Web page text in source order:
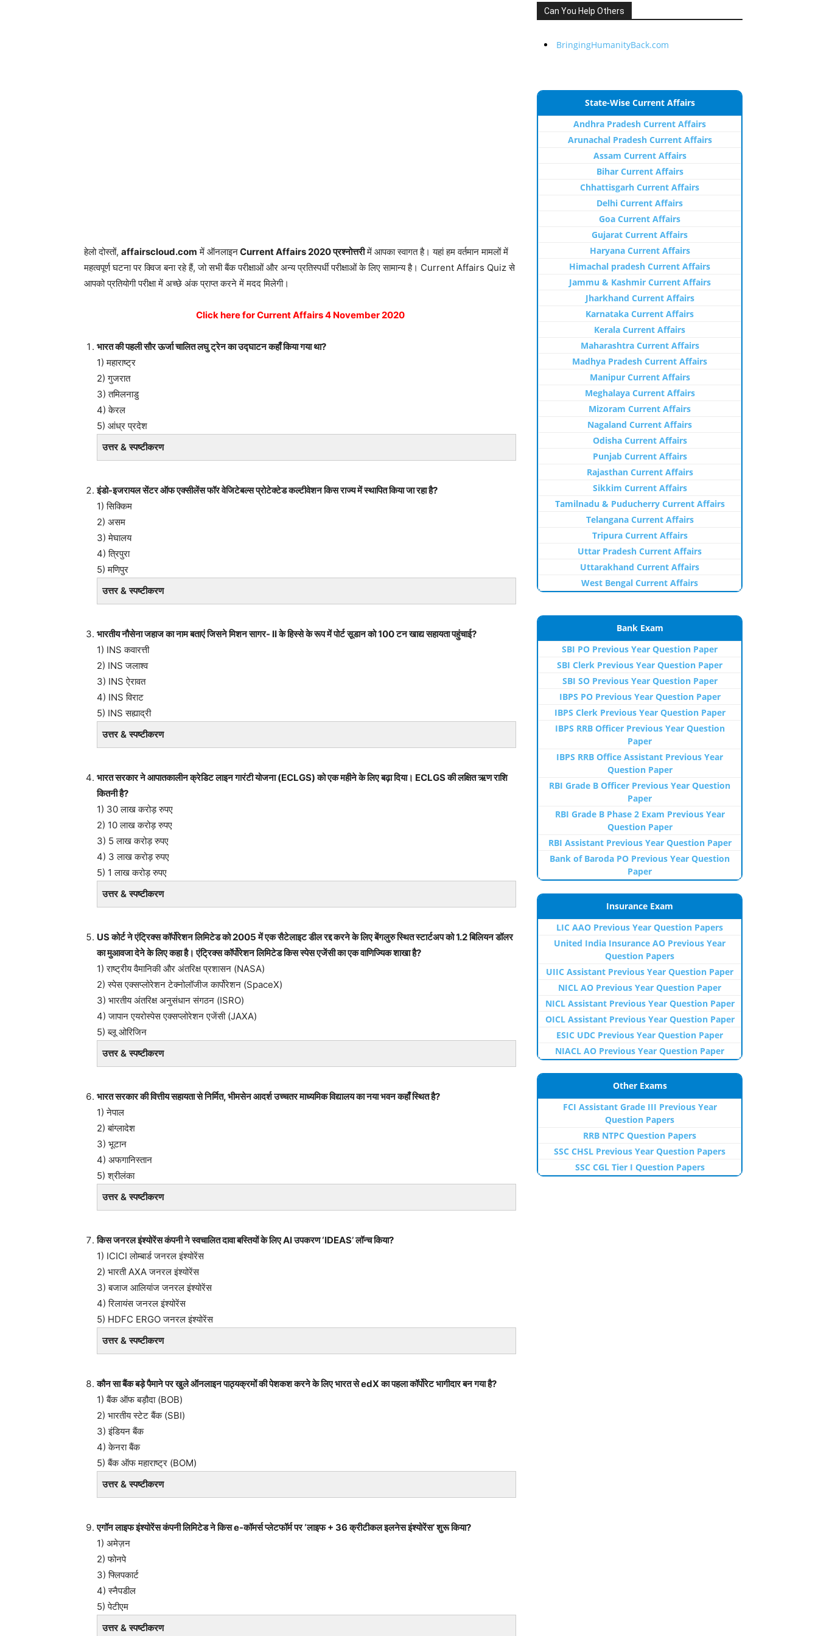
हेलो दोस्तों, affairscloud.com में ऑनलाइनCurrent Affairs 2020 प्रश्नोत्तरीमें आपका स्वागत है। यहां हम वर्तमान मामलों में
महत्वपूर्ण घटना पर क्विज बना रहे हैं, जो सभी बैंक परीक्षाओं और अन्य प्रतिस्पर्धी परीक्षाओं के लिए सामान्य है। Current Affairs Quiz से
आपको प्रतियोगी परीक्षा में अच्छे अंक प्राप्त करने में मदद मिलेगी।
Click here for Current Affairs 4 November2020
भारत की पहली सौर ऊर्जा चालित लघु ट्रेन का उद्घाटन कहाँ किया गया था?
1) महाराष्ट्र
2) गुजरात
3) तमिलनाडु
4) केरल
5) आंध्र प्रदेश
उत्तर & स्पष्टीकरण
इंडो-इजरायल सेंटर ऑफ एक्सीलेंस फॉर वेजिटेबल्स प्रोटेक्टेड कल्टीवेशन किस राज्य में स्थापित किया जा रहा है?
1) सिक्किम
2) असम
3) मेघालय
4) त्रिपुरा
5) मणिपुर
उत्तर & स्पष्टीकरण
भारतीय नौसेना जहाज का नाम बताएं जिसने मिशन सागर- II के हिस्से के रूप में पोर्ट सूडान को 100 टन खाद्य सहायता पहुंचाई?
1) INS कवारत्ती
2) INS जलाश्व
3) INS ऐरावत
4) INS विराट
5) INS सह्याद्री
उत्तर & स्पष्टीकरण
भारत सरकार ने आपातकालीन क्रेडिट लाइन गारंटी योजना (ECLGS) को एक महीने के लिए बढ़ा दिया। ECLGS की लक्षित ऋण राशि
कितनी है?
1) 30 लाख करोड़ रुपए
2) 10 लाख करोड़ रुपए
3) 5 लाख करोड़ रुपए
4) 3 लाख करोड़ रुपए
5) 1 लाख करोड़ रुपए
उत्तर & स्पष्टीकरण
US कोर्ट ने एंट्रिक्स कॉर्पोरेशन लिमिटेड को 2005 में एक सैटेलाइट डील रद्द करने के लिए बेंगलुरु स्थित स्टार्टअप को 1.2 बिलियन डॉलर
का मुआवजा देने के लिए कहा है। एंट्रिक्स कॉर्पोरेशन लिमिटेड किस स्पेस एजेंसी का एक वाणिज्यिक शाखा है?
1) राष्ट्रीय वैमानिकी और अंतरिक्ष प्रशासन (NASA)
2) स्पेस एक्सप्लोरेशन टेक्नोलॉजीज कार्पोरेशन (SpaceX)
3) भारतीय अंतरिक्ष अनुसंधान संगठन (ISRO)
4) जापान एयरोस्पेस एक्सप्लोरेशन एजेंसी (JAXA)
5) ब्लू ओरिजिन
उत्तर & स्पष्टीकरण
भारत सरकार की वित्तीय सहायता से निर्मित, भीमसेन आदर्श उच्चतर माध्यमिक विद्यालय का नया भवन कहाँ स्थित है?
1) नेपाल
2) बांग्लादेश
3) भूटान
4) अफगानिस्तान
5) श्रीलंका
उत्तर & स्पष्टीकरण
किस जनरल इंश्योरेंस कंपनी ने स्वचालित दावा बस्तियों के लिए AI उपकरण ‘IDEAS’ लॉन्च किया?
1) ICICI लोम्बार्ड जनरल इंश्योरेंस
2) भारती AXA जनरल इंश्योरेंस
3) बजाज आलियांज जनरल इंश्योरेंस
4) रिलायंस जनरल इंश्योरेंस
5) HDFC ERGO जनरल इंश्योरेंस
उत्तर & स्पष्टीकरण
कौन सा बैंक बड़े पैमाने पर खुले ऑनलाइन पाठ्यक्रमों की पेशकश करने के लिए भारत से edX का पहला कॉर्पोरेट भागीदार बन गया है?
1) बैंक ऑफ बड़ौदा (BOB)
2) भारतीय स्टेट बैंक (SBI)
3) इंडियन बैंक
4) केनरा बैंक
5) बैंक ऑफ महाराष्ट्र (BOM)
उत्तर & स्पष्टीकरण
एगॉन लाइफ इंश्योरेंस कंपनी लिमिटेड ने किस e-कॉमर्स प्लेटफॉर्म पर ‘लाइफ + 36 क्रीटीकल इलनेस इंश्योरेंस’ शुरू किया?
1) अमेज़न
2) फोनपे
3) फ्लिपकार्ट
4) स्नैपडील
5) पेटीएम
उत्तर & स्पष्टीकरण
Can You Help Others
BringingHumanityBack.com
State-Wise Current Affairs
Andhra Pradesh Current Affairs
Arunachal Pradesh Current Affairs
Assam Current Affairs
Bihar Current Affairs
Chhattisgarh Current Affairs
Delhi Current Affairs
Goa Current Affairs
Gujarat Current Affairs
Haryana Current Affairs
Himachal pradesh Current Affairs
Jammu & Kashmir Current Affairs
Jharkhand Current Affairs
Karnataka Current Affairs
Kerala Current Affairs
Maharashtra Current Affairs
Madhya Pradesh Current Affairs
Manipur Current Affairs
Meghalaya Current Affairs
Mizoram Current Affairs
Nagaland Current Affairs
Odisha Current Affairs
Punjab Current Affairs
Rajasthan Current Affairs
Sikkim Current Affairs
Tamilnadu & Puducherry Current Affairs
Telangana Current Affairs
Tripura Current Affairs
Uttar Pradesh Current Affairs
Uttarakhand Current Affairs
West Bengal Current Affairs
Bank Exam
SBI PO Previous Year Question Paper
SBI Clerk Previous Year Question Paper
SBI SO Previous Year Question Paper
IBPS PO Previous Year Question Paper
IBPS Clerk Previous Year Question Paper
IBPS RRB Officer Previous Year Question
Paper
IBPS RRB Office Assistant Previous Year
Question Paper
RBI Grade B Officer Previous Year Question
Paper
RBI Grade B Phase 2 Exam Previous Year
Question Paper
RBI Assistant Previous Year Question Paper
Bank of Baroda PO Previous Year Question
Paper
Insurance Exam
LIC AAO Previous Year Question Papers
United India Insurance AO Previous Year
Question Papers
UIIC Assistant Previous Year Question Paper
NICL AO Previous Year Question Paper
NICL Assistant Previous Year Question Paper
OICL Assistant Previous Year Question Paper
ESIC UDC Previous Year Question Paper
NIACL AO Previous Year Question Paper
Other Exams
FCI Assistant Grade III Previous Year
Question Papers
RRB NTPC Question Papers
SSC CHSL Previous Year Question Papers
SSC CGL Tier I Question Papers